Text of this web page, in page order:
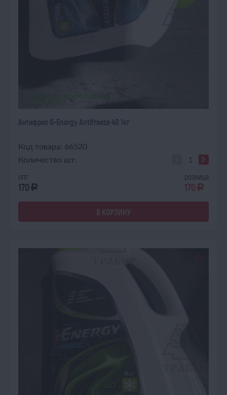
ОЖИДАЕТ ПОСТУПЛЕНИЯ
Антифриз G-Energy Antifreeze 40 1кг
Код товара: 66520
Количество шт:
опт
170 a
розница
170 a
В КОРЗИНУ